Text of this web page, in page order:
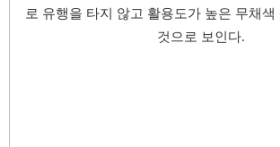
로 유행을 타지 않고 활용도가 높은 무채색
것으로 보인다.